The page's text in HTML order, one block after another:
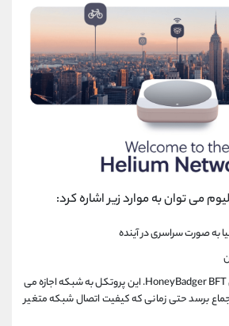
می توان به موارد زیر اشاره کرد:
به صورت سراسری در آینده
استفاده از پروتکل HoneyBadger BFT. این پروتکل به شبکه اجازه می
برسد حتی زمانی که کیفیت اتصال شبکه متغیر